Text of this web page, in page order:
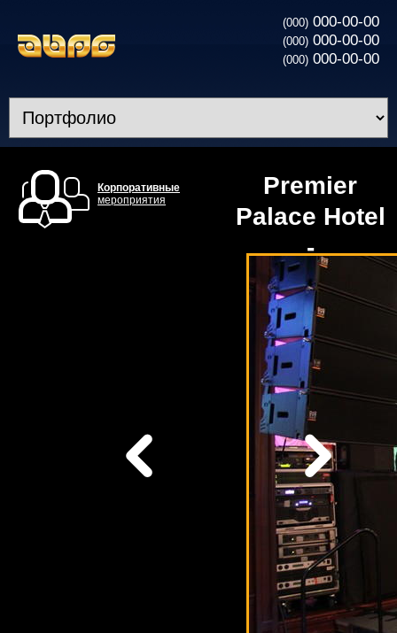
(000) 000-00-00
(000) 000-00-00
(000) 000-00-00
Корпоративные
мероприятия
Premier
Palace Hotel
-
техническое
обеспечение
новогоднего
корпоратива